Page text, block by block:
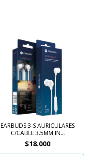
EARBUDS 3-S AURICULARES
C/CABLE 3.5MM IN...
$18.000